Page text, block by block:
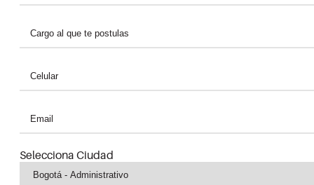
Selecciona Ciudad